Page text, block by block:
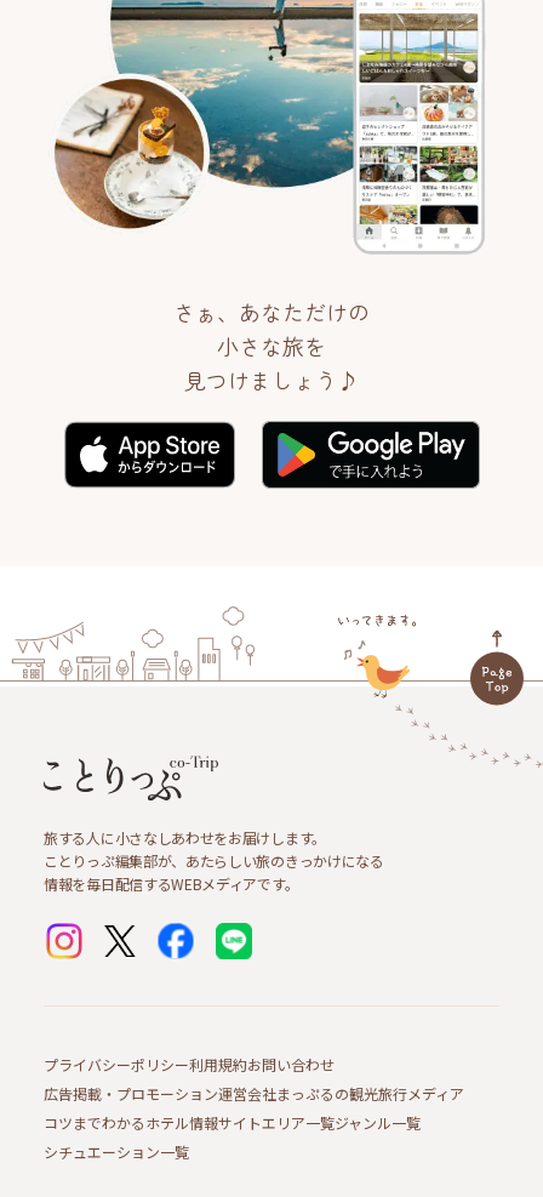
さぁ、あなただけの
小さな旅を
見つけましょう♪
旅する人に小さなしあわせをお届けします。
ことりっぷ編集部が、あたらしい旅のきっかけになる
情報を毎日配信するWEBメディアです。
プライバシーポリシー利用規約お問い合わせ
広告掲載・プロモーション運営会社まっぷるの観光旅行メディア
コツまでわかるホテル情報サイトエリア一覧ジャンル一覧
シチュエーション一覧